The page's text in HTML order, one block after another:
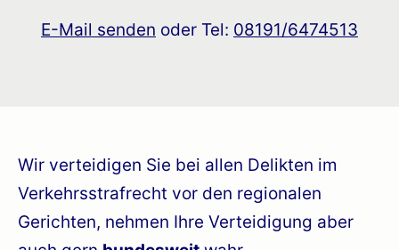
E-Mail senden oder Tel: 08191/6474513
Wir verteidigen Sie bei allen Delikten im
Verkehrsstrafrecht vor den regionalen
Gerichten, nehmen Ihre Verteidigung aber